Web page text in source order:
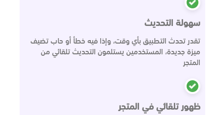
سهولة التحديث
تقدر تحدث التطبيق بأي وقت، وإذا فيه خطأ أو حاب تضيف
ميزة جديدة، المستخدمين يستلمون التحديث تلقائي من
المتجر
ظهور تلقائي في المتجر